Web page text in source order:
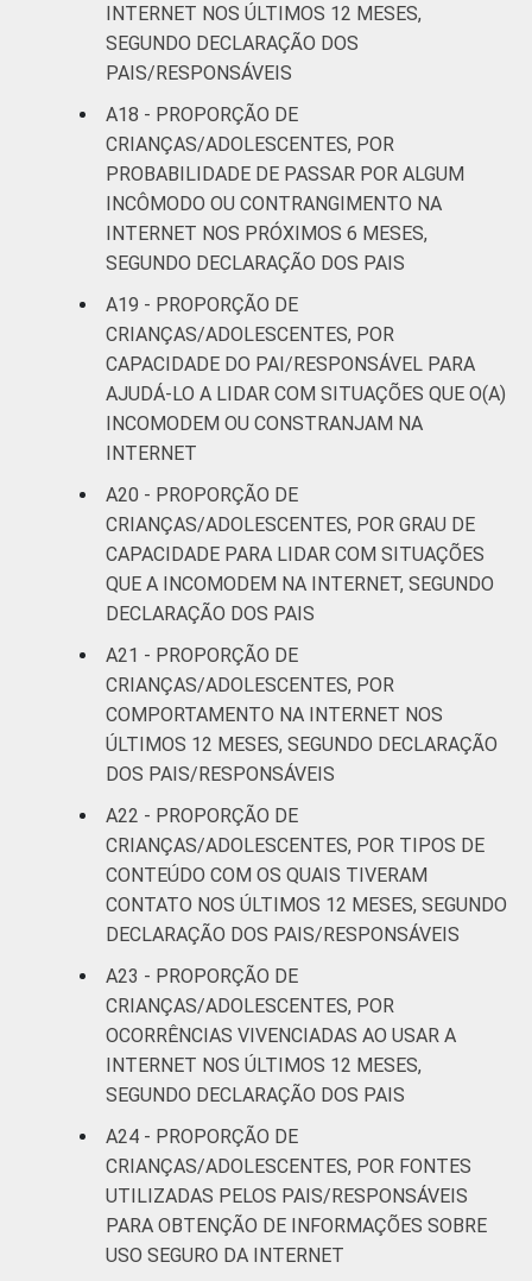
INTERNET NOS ÚLTIMOS 12 MESES,
SEGUNDO DECLARAÇÃO DOS
PAIS/RESPONSÁVEIS
A18 - PROPORÇÃO DE
CRIANÇAS/ADOLESCENTES, POR
PROBABILIDADE DE PASSAR POR ALGUM
INCÔMODO OU CONTRANGIMENTO NA
INTERNET NOS PRÓXIMOS 6 MESES,
SEGUNDO DECLARAÇÃO DOS PAIS
A19 - PROPORÇÃO DE
CRIANÇAS/ADOLESCENTES, POR
CAPACIDADE DO PAI/RESPONSÁVEL PARA
AJUDÁ-LO A LIDAR COM SITUAÇÕES QUE O(A)
INCOMODEM OU CONSTRANJAM NA
INTERNET
A20 - PROPORÇÃO DE
CRIANÇAS/ADOLESCENTES, POR GRAU DE
CAPACIDADE PARA LIDAR COM SITUAÇÕES
QUE A INCOMODEM NA INTERNET, SEGUNDO
DECLARAÇÃO DOS PAIS
A21 - PROPORÇÃO DE
CRIANÇAS/ADOLESCENTES, POR
COMPORTAMENTO NA INTERNET NOS
ÚLTIMOS 12 MESES, SEGUNDO DECLARAÇÃO
DOS PAIS/RESPONSÁVEIS
A22 - PROPORÇÃO DE
CRIANÇAS/ADOLESCENTES, POR TIPOS DE
CONTEÚDO COM OS QUAIS TIVERAM
CONTATO NOS ÚLTIMOS 12 MESES, SEGUNDO
DECLARAÇÃO DOS PAIS/RESPONSÁVEIS
A23 - PROPORÇÃO DE
CRIANÇAS/ADOLESCENTES, POR
OCORRÊNCIAS VIVENCIADAS AO USAR A
INTERNET NOS ÚLTIMOS 12 MESES,
SEGUNDO DECLARAÇÃO DOS PAIS
A24 - PROPORÇÃO DE
CRIANÇAS/ADOLESCENTES, POR FONTES
UTILIZADAS PELOS PAIS/RESPONSÁVEIS
PARA OBTENÇÃO DE INFORMAÇÕES SOBRE
USO SEGURO DA INTERNET